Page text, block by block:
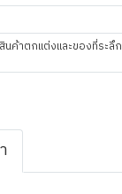
สินค้าตกแต่งและของที่ระลึก